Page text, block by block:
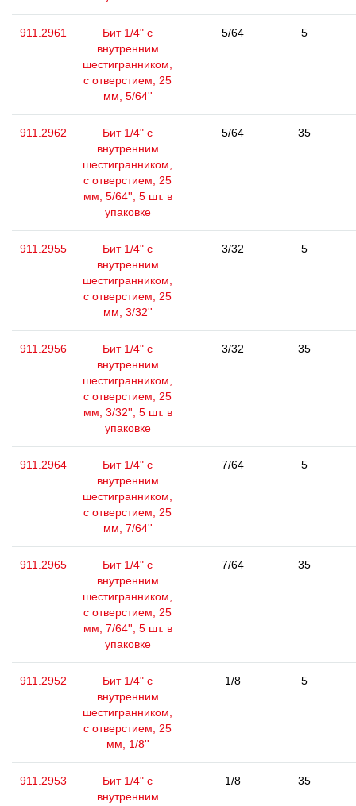
911.2961
Бит 1/4" с
внутренним
шестигранником,
с отверстием, 25
мм, 5/64''
5/64 5
911.2962
Бит 1/4" с
внутренним
шестигранником,
с отверстием, 25
мм, 5/64'', 5 шт. в
упаковке
5/64 35
911.2955
Бит 1/4" с
внутренним
шестигранником,
с отверстием, 25
мм, 3/32''
3/32 5
911.2956
Бит 1/4" с
внутренним
шестигранником,
с отверстием, 25
мм, 3/32'', 5 шт. в
упаковке
3/32 35
911.2964
Бит 1/4" с
внутренним
шестигранником,
с отверстием, 25
мм, 7/64''
7/64 5
911.2965
Бит 1/4" с
внутренним
шестигранником,
с отверстием, 25
мм, 7/64'', 5 шт. в
упаковке
7/64 35
911.2952
Бит 1/4" с
внутренним
шестигранником,
с отверстием, 25
мм, 1/8''
1/8 5
911.2953
Бит 1/4" с
внутренним
1/8 35